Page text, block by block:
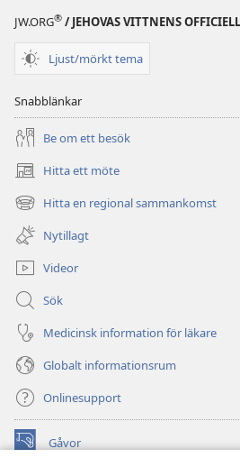
JW.ORG® / JEHOVAS VITTNENS
Ljust/mörkt tema
Snabblänkar
Be om ett besök
Hitta ett möte
(öppnar
nytt
fönster)
Hitta en regional sammankomst
(öppnar
nytt
fönster)
Nytillagt
Videor
Sök
Medicinsk information för läkare
Globalt informationsrum
Onlinesupport
Gåvor
(öppnar